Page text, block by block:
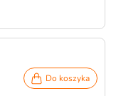
Do koszyka